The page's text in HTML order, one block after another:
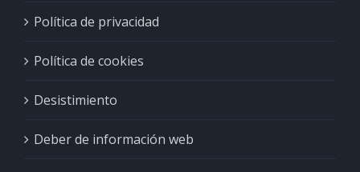
Política de privacidad
Política de cookies
Desistimiento
Deber de información web